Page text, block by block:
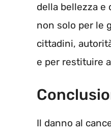
della bellezza e
non solo per le
cittadini,
e per restituire
Il danno al